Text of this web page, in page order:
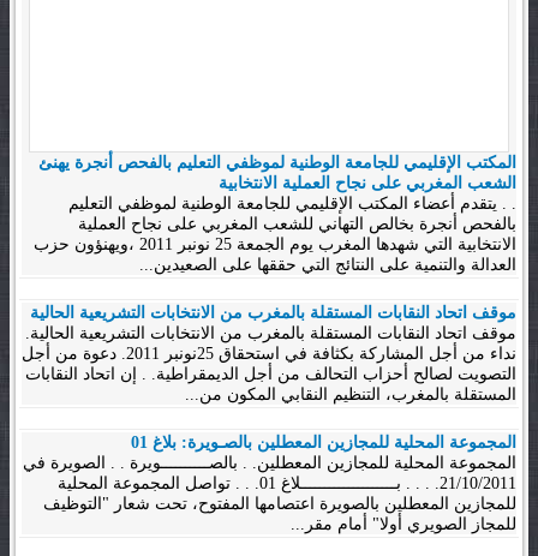
المكتب الإقليمي للجامعة الوطنية لموظفي التعليم بالفحص أنجرة يهنئ
الشعب المغربي على نجاح العملية الانتخابية
. . يتقدم أعضاء المكتب الإقليمي للجامعة الوطنية لموظفي التعليم
بالفحص أنجرة بخالص التهاني للشعب المغربي على نجاح العملية
الانتخابية التي شهدها المغرب يوم الجمعة 25 نونبر 2011 ،ويهنؤون حزب
العدالة والتنمية على النتائج التي حققها على الصعيدين...
موقف اتحاد النقابات المستقلة بالمغرب من الانتخابات التشريعية الحالية
موقف اتحاد النقابات المستقلة بالمغرب من الانتخابات التشريعية الحالية.
نداء من أجل المشاركة بكثافة في استحقاق 25نونبر 2011. دعوة من أجل
التصويت لصالح أحزاب التحالف من أجل الديمقراطية. . إن اتحاد النقابات
المستقلة بالمغرب، التنظيم النقابي المكون من...
المجموعة المحلية للمجازين المعطلين بالصـويرة: بلاغ 01
المجموعة المحلية للمجازين المعطلين. . بالصــــــــــويرة . . الصويرة في
21/10/2011. . . . بــــــــــــــــــــلاغ 01. . . تواصل المجموعة المحلية
للمجازين المعطلين بالصويرة اعتصامها المفتوح، تحت شعار "التوظيف
للمجاز الصويري أولا" أمام مقر...